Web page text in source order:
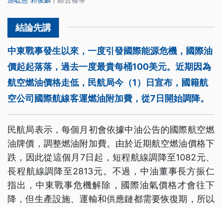
中東戰事發生以來，一度引發國際能源危機，國際油
價起起落落，過去一度最貴每桶100美元。近期因為
航空燃油價格走低，民航局今（1）日宣布，國籍航
空公司國際航線客運燃油附加費，從7日開始調降。
民航局表示，每個月初會依據中油公告的國際航空燃
油牌價，調整燃油附加費。由於近期航空燃油價格下
跌，因此從這個月7日起，短程航線調降至1082元、
長程航線調降至2813元。不過，中油董事長方振仁
指出，中東戰事危機解除，國際油氣價格才會往下
降，但生產設施、運輸和供應鏈都需要恢復期，所以